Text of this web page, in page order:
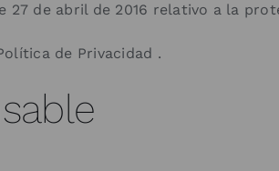
de abril de 2016 relativo a la
de Privacidad .